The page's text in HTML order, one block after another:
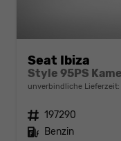
Seat Ibiza
unverbindliche Lieferzeit:
Fahrzeugnr. 197290
Kraftstoff Benzin